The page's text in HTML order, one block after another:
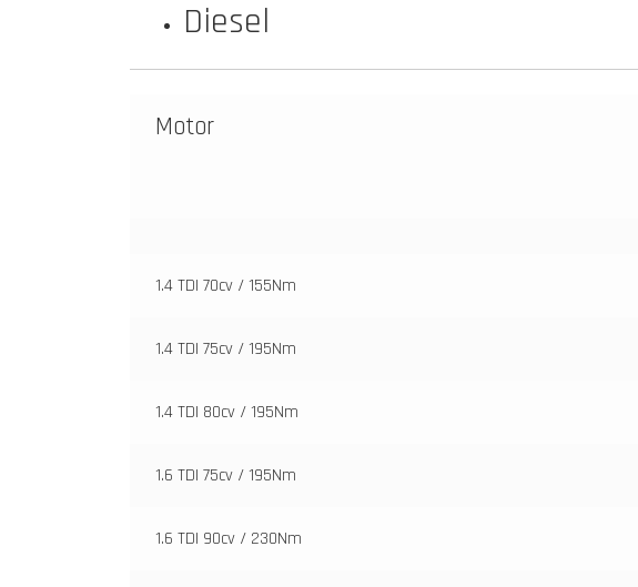
Diesel
Motor
1.4 TDI 70cv / 155Nm
1.4 TDI 75cv / 195Nm
1.4 TDI 80cv / 195Nm
1.6 TDI 75cv / 195Nm
1.6 TDI 90cv / 230Nm